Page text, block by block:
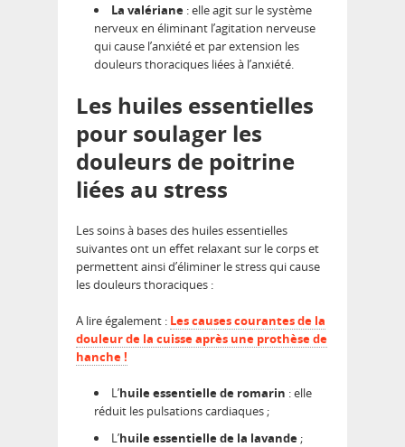
La valériane : elle agit sur le système
nerveux en éliminant l’agitation nerveuse
qui cause l’anxiété et par extension les
douleurs thoraciques liées à l’anxiété.
Les huiles essentielles
pour soulager les
douleurs de poitrine
liées au stress
Les soins à bases des huiles essentielles
suivantes ont un effet relaxant sur le corps et
permettent ainsi d’éliminer le stress qui cause
les douleurs thoraciques :
A lire également : Les causes courantes de la
douleur de la cuisse après une prothèse de
hanche !
L’huile essentielle de romarin : elle
réduit les pulsations cardiaques ;
L’huile essentielle de la lavande ;